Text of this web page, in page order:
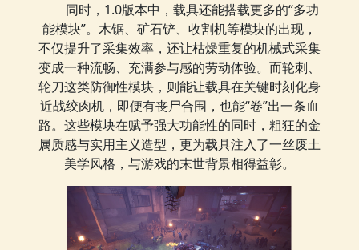
同时，1.0版本中，载具还能搭载更多的“多功
能模块”。木锯、矿石铲、收割机等模块的出现，
不仅提升了采集效率，还让枯燥重复的机械式采集
变成一种流畅、充满参与感的劳动体验。而轮刺、
轮刀这类防御性模块，则能让载具在关键时刻化身
近战绞肉机，即便有丧尸合围，也能“卷”出一条血
路。这些模块在赋予强大功能性的同时，粗狂的金
属质感与实用主义造型，更为载具注入了一丝废土
美学风格，与游戏的末世背景相得益彰。